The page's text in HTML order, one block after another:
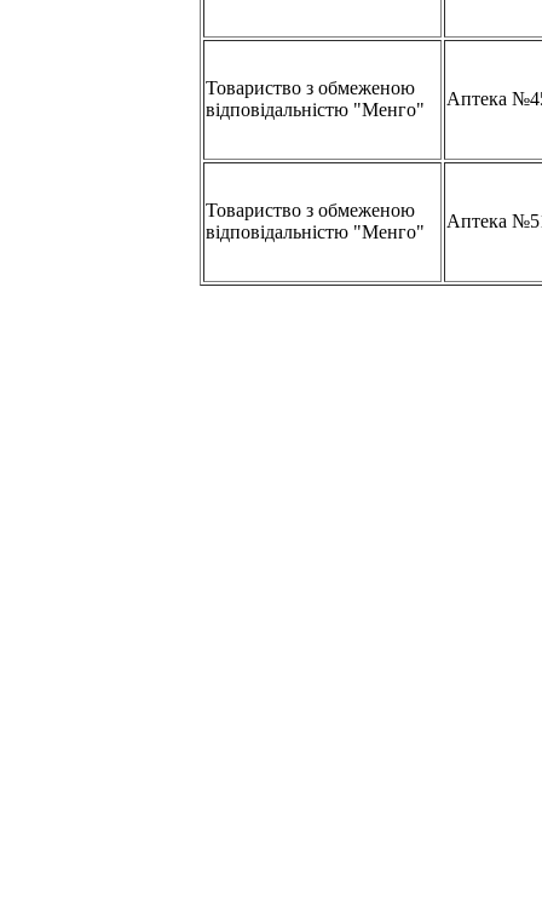
Товариство з обмеженою
відповідальністю "Менго"
Аптека
Товариство з обмеженою
відповідальністю "Менго"
Аптека